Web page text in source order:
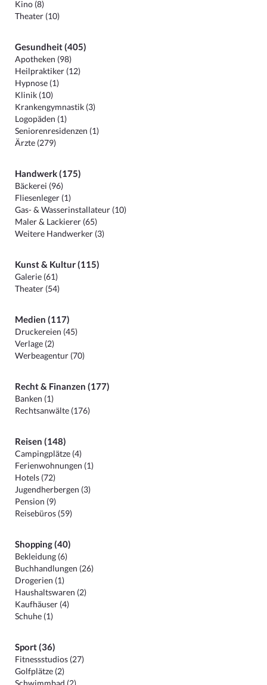
Kino (8)
Theater (10)
Gesundheit (405)
Apotheken (98)
Heilpraktiker (12)
Hypnose (1)
Klinik (10)
Krankengymnastik (3)
Logopäden (1)
Seniorenresidenzen (1)
Ärzte (279)
Handwerk (175)
Bäckerei (96)
Fliesenleger (1)
Gas- & Wasserinstallateur (10)
Maler & Lackierer (65)
Weitere Handwerker (3)
Kunst & Kultur (115)
Galerie (61)
Theater (54)
Medien (117)
Druckereien (45)
Verlage (2)
Werbeagentur (70)
Recht & Finanzen (177)
Banken (1)
Rechtsanwälte (176)
Reisen (148)
Campingplätze (4)
Ferienwohnungen (1)
Hotels (72)
Jugendherbergen (3)
Pension (9)
Reisebüros (59)
Shopping (40)
Bekleidung (6)
Buchhandlungen (26)
Drogerien (1)
Haushaltswaren (2)
Kaufhäuser (4)
Schuhe (1)
Sport (36)
Fitnessstudios (27)
Golfplätze (2)
Schwimmbad (2)